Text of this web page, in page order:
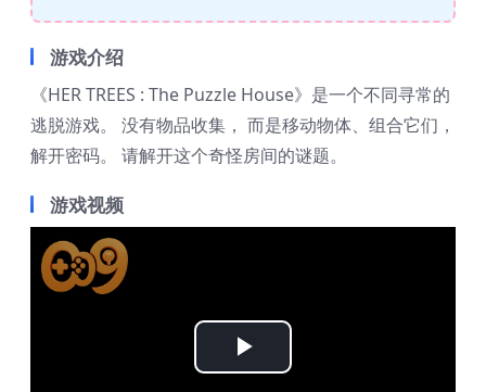
游戏介绍
《HER TREES : The Puzzle House》是一个不同寻常的
逃脱游戏。 没有物品收集， 而是移动物体、组合它们，
解开密码。 请解开这个奇怪房间的谜题。
游戏视频
Play